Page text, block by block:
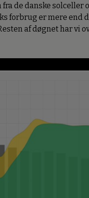
de danske solceller
forbrug er mere end
af døgnet har vi